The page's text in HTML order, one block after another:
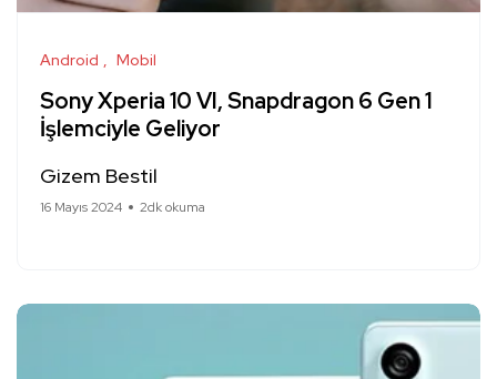
Android Mobil
Sony Xperia 10 VI, Snapdragon 6 Gen 1
İşlemciyle Geliyor
Gizem Bestil
16 Mayıs 2024 2dk okuma